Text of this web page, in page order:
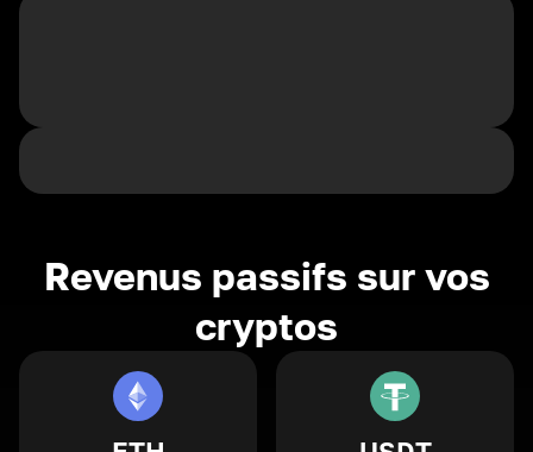
Revenus passifs sur vos
cryptos